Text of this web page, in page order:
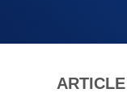
ARTICLE